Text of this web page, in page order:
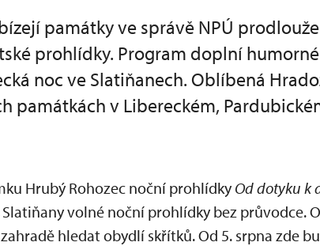
památky ve správě NPÚ
prohlídky. Program doplní
noc ve Slatiňanech. Oblíbená
památkách v Libereckém,
Hrubý Rohozec noční prohlídkyOd dotyku k
volné noční prohlídky bez průvodce.
hledat obydlí skřítků. Od 5. srpna zde